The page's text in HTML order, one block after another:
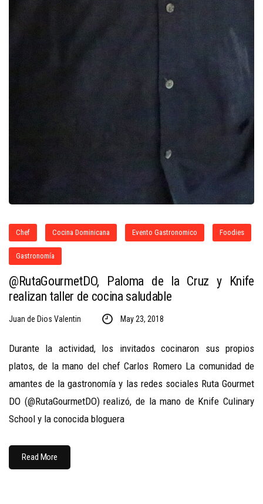
Chef Cocina Dominicana Evento Gastronomico Foodies
Gastronomía
@RutaGourmetDO, Paloma de la Cruz y Knife
realizan taller de cocina saludable
Juan de Dios Valentin May 23, 2018
Durante la actividad, los invitados cocinaron sus propios
platos, de la mano del chef Carlos Romero La comunidad de
amantes de la gastronomía y las redes sociales Ruta Gourmet
DO (@RutaGourmetDO) realizó, de la mano de Knife Culinary
School y la conocida bloguera
Read More